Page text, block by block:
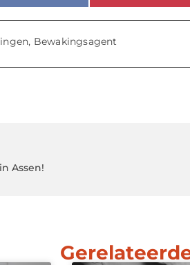
, Bewakingsagent
Assen!